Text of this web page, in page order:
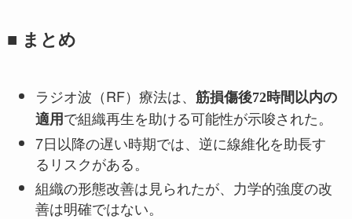
■ まとめ
ラジオ波（RF）療法は、
筋損傷後72時間以内の
適用 で組織再生を助ける可能性が示唆された。
7日以降の遅い時期では、逆に線維化を助長す
るリスクがある。
組織の形態改善は見られたが、力学的強度の改
善は明確ではない。